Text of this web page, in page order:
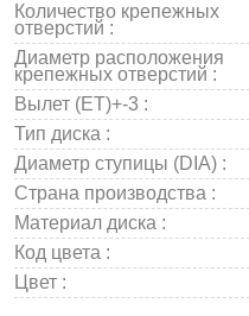
Количество крепежных
отверстий :
Диаметр расположения
крепежных отверстий :
Вылет (ET)+-3 :
Тип диска :
Диаметр ступицы (DIA) :
Страна производства :
Материал диска :
Код цвета :
Цвет :